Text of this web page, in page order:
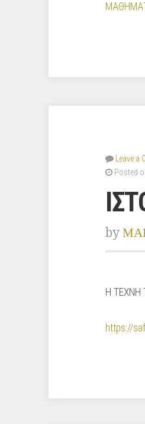
Leave
Posted
by
Η ΤΕΧΝΗ
https://